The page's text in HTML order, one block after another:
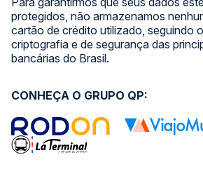
protegidos, não armazenamos
cartão de crédito utilizado, seguindo
criptografia e de segurança das
bancárias do Brasil.
CONHEÇA O GRUPO QP: